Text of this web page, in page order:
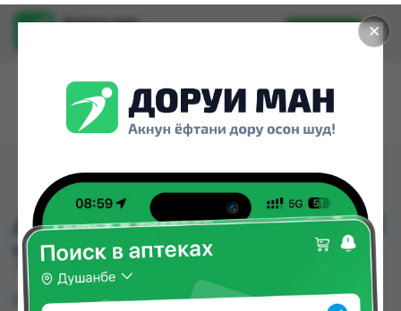
✕
Доруи ман
Установить
АНУЛАКС ОРАЛ КАПЛИ
7,5МГ/МЛ 15МЛ
АНУЛАКС ОРАЛ КАПЛИ 7,5МГ/МЛ 15МЛ можно